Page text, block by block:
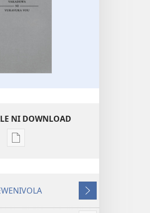
NI DOWNLOAD
Sala
na
TARAVA